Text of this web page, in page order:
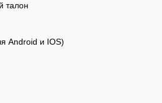
талон
Android и IOS)